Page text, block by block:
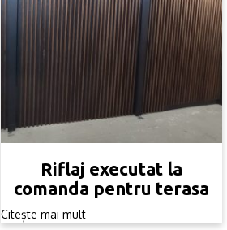
Riflaj executat la
comanda pentru terasa
Citește mai mult